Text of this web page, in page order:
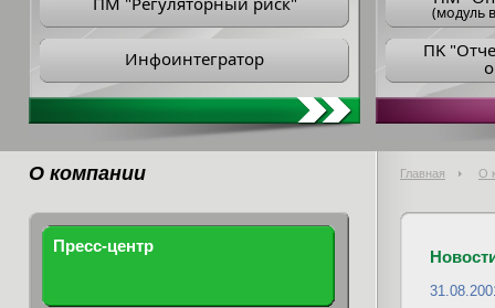
Инфоинтегратор
(модуль
ПK
О компании Главная О
Пресс-центр